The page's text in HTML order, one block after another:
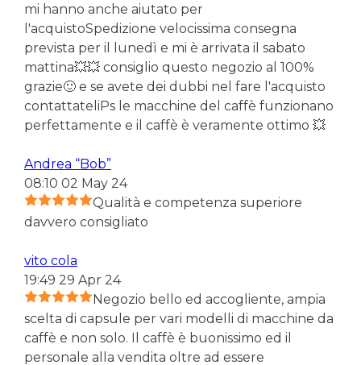
mi hanno anche aiutato per
l'acquistoSpedizione velocissima consegna
prevista per il lunedì e mi è arrivata il sabato
mattina💥💥 consiglio questo negozio al 100%
grazie🙂 e se avete dei dubbi nel fare l'acquisto
contattateliPs le macchine del caffè funzionano
perfettamente e il caffè è veramente ottimo 💥
Andrea “Bob”
08:10 02 May 24
Qualità e competenza superiore
davvero consigliato
vito cola
19:49 29 Apr 24
Negozio bello ed accogliente, ampia
scelta di capsule per vari modelli di macchine da
caffè e non solo. Il caffè è buonissimo ed il
personale alla vendita oltre ad essere